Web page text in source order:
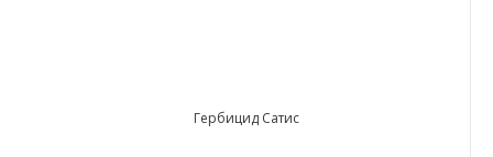
Гербицид Сатис